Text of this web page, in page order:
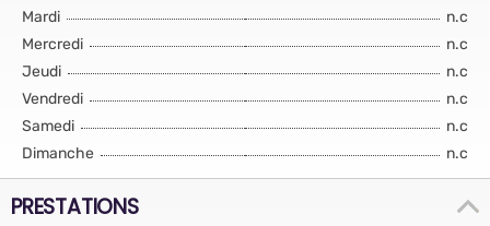
Mardi
n.c
Mercredi
n.c
Jeudi
n.c
Vendredi
n.c
Samedi
n.c
Dimanche
n.c
PRESTATIONS